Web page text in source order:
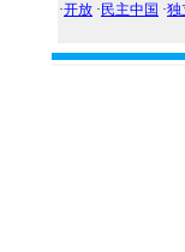
·开放 · 民主中国 ·独